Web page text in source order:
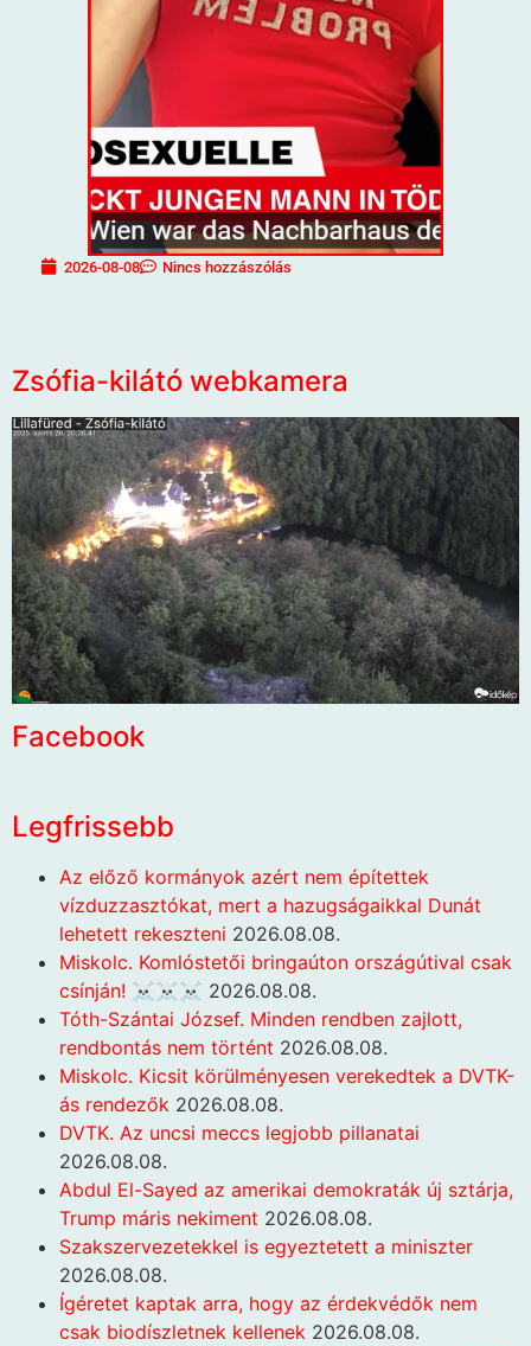
2026-08-08 Nincs hozzászólás
Zsófia-kilátó webkamera
Facebook
Legfrissebb
Az előző kormányok azért nem építettek
vízduzzasztókat, mert a hazugságaikkal Dunát
lehetett rekeszteni 2026.08.08.
Miskolc. Komlóstetői bringaúton országútival csak
csínján! ☠️☠️☠️ 2026.08.08.
Tóth-Szántai József. Minden rendben zajlott,
rendbontás nem történt 2026.08.08.
Miskolc. Kicsit körülményesen verekedtek a DVTK-
ás rendezők 2026.08.08.
DVTK. Az uncsi meccs legjobb pillanatai
2026.08.08.
Abdul El-Sayed az amerikai demokraták új sztárja,
Trump máris nekiment 2026.08.08.
Szakszervezetekkel is egyeztetett a miniszter
2026.08.08.
Ígéretet kaptak arra, hogy az érdekvédők nem
csak biodíszletnek kellenek 2026.08.08.